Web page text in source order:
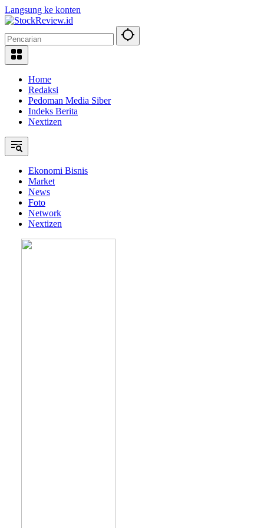
Langsung ke konten
Home
Redaksi
Pedoman Media Siber
Indeks Berita
Nextizen
Ekonomi Bisnis
Market
News
Foto
Network
Nextizen